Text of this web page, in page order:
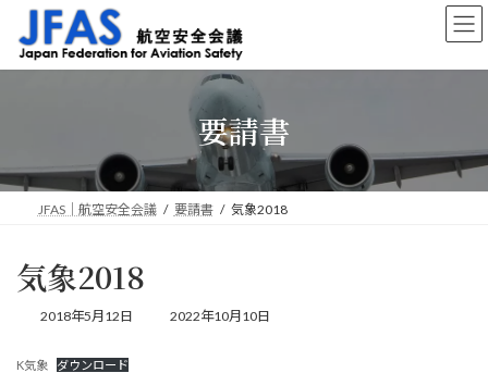
ン
ッ
ー
移
要請書
JFAS｜航空安全会議 要請書 気象2018
気象2018
2018年5月12日
最
2022年10月10日
K気象 ダウンロード